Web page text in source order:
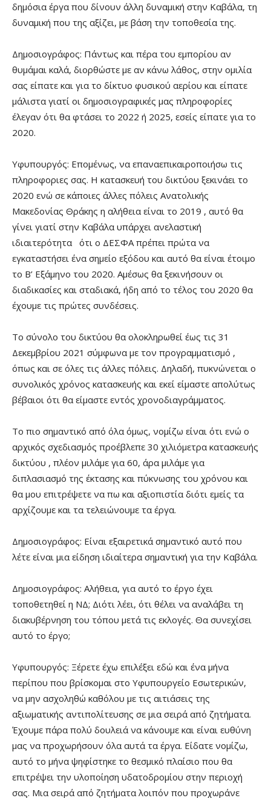
δημόσια έργα που δίνουν άλλη δυναμική στην Καβάλα, τη
δυναμική που της αξίζει, με βάση την τοποθεσία της.
Δημοσιογράφος: Πάντως και πέρα του εμπορίου αν
θυμάμαι καλά, διορθώστε με αν κάνω λάθος, στην ομιλία
σας είπατε και για το δίκτυο φυσικού αερίου και είπατε
μάλιστα γιατί οι δημοσιογραφικές μας πληροφορίες
έλεγαν ότι θα φτάσει το 2022 ή 2025, εσείς είπατε για το
2020.
Υφυπουργός: Επομένως, να επαναεπικαιροποιήσω τις
πληροφοριες σας. Η κατασκευή του δικτύου ξεκινάει το
2020 ενώ σε κάποιες άλλες πόλεις Ανατολικής
Μακεδονίας Θράκης η αλήθεια είναι το 2019 , αυτό θα
γίνει γιατί στην Καβάλα υπάρχει ανελαστική
ιδιαιτερότητα ότι ο ΔΕΣΦΑ πρέπει πρώτα να
εγκαταστήσει ένα σημείο εξόδου και αυτό θα είναι έτοιμο
το Β’ Εξάμηνο του 2020. Αμέσως θα ξεκινήσουν οι
διαδικασίες και σταδιακά, ήδη από το τέλος του 2020 θα
έχουμε τις πρώτες συνδέσεις.
Το σύνολο του δικτύου θα ολοκληρωθεί έως τις 31
Δεκεμβρίου 2021 σύμφωνα με τον προγραμματισμό ,
όπως και σε όλες τις άλλες πόλεις. Δηλαδή, πυκνώνεται ο
συνολικός χρόνος κατασκευής και εκεί είμαστε απολύτως
βέβαιοι ότι θα είμαστε εντός χρονοδιαγράμματος.
Το πιο σημαντικό από όλα όμως, νομίζω είναι ότι ενώ ο
αρχικός σχεδιασμός προέβλεπε 30 χιλιόμετρα κατασκευής
δικτύου , πλέον μιλάμε για 60, άρα μιλάμε για
διπλασιασμό της έκτασης και πύκνωσης του χρόνου και
θα μου επιτρέψετε να πω και αξιοπιστία διότι εμείς τα
αρχίζουμε και τα τελειώνουμε τα έργα.
Δημοσιογράφος: Είναι εξαιρετικά σημαντικό αυτό που
λέτε είναι μια είδηση ιδιαίτερα σημαντική για την Καβάλα.
Δημοσιογράφος: Αλήθεια, για αυτό το έργο έχει
τοποθετηθεί η ΝΔ; Διότι λέει, ότι θέλει να αναλάβει τη
διακυβέρνηση του τόπου μετά τις εκλογές. Θα συνεχίσει
αυτό το έργο;
Υφυπουργός: Ξέρετε έχω επιλέξει εδώ και ένα μήνα
περίπου που βρίσκομαι στο Υφυπουργείο Εσωτερικών,
να μην ασχοληθώ καθόλου με τις αιτιάσεις της
αξιωματικής αντιπολίτευσης σε μια σειρά από ζητήματα.
Έχουμε πάρα πολύ δουλειά να κάνουμε και είναι ευθύνη
μας να προχωρήσουν όλα αυτά τα έργα. Είδατε νομίζω,
αυτό το μήνα ψηφίστηκε το θεσμικό πλαίσιο που θα
επιτρέψει την υλοποίηση υδατοδρομίου στην περιοχή
σας. Μια σειρά από ζητήματα λοιπόν που προχωράνε